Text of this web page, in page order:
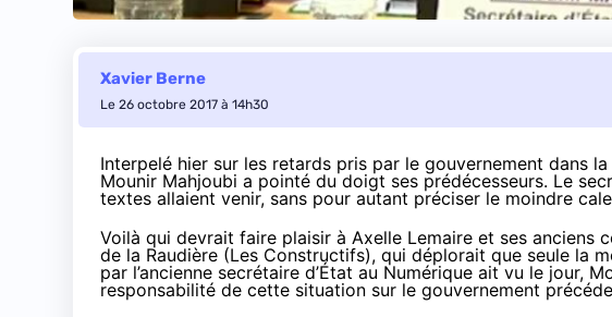
Xavier Berne
Le 26 octobre 2017 à 14h30
Interpelé hier sur les retards pris par le gouvernement dans
Mounir Mahjoubi a pointé du doigt ses prédécesseurs. Le
textes allaient venir, sans pour autant préciser le moindre
Voilà qui devrait faire plaisir à Axelle Lemaire et ses anciens
de la Raudière (Les Constructifs), qui déplorait que seule la
par l’ancienne secrétaire d’État au Numérique ait vu le jour,
responsabilité de cette situation sur le gouvernement